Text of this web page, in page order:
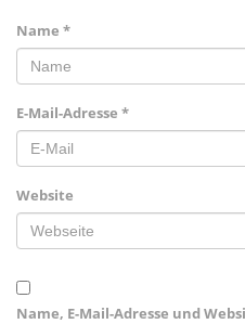
Name *
E-Mail-Adresse *
Website
Name, E-Mail-Adresse und